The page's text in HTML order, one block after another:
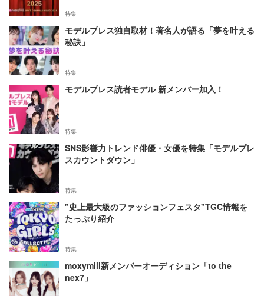
特集
モデルプレス独自取材！著名人が語る「夢を叶える
秘訣」
特集
モデルプレス読者モデル 新メンバー加入！
特集
SNS影響力トレンド俳優・女優を特集「モデルプレ
スカウントダウン」
特集
"史上最大級のファッションフェスタ"TGC情報を
たっぷり紹介
特集
moxymill新メンバーオーディション「to the
nex7」